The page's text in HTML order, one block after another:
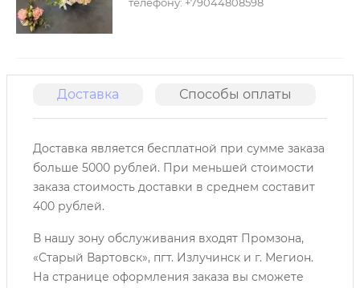
Доставка Способы оплаты
Доставка является бесплатной при сумме заказа
больше 5000 рублей. При меньшей стоимости
заказа стоимость доставки в среднем составит
400 рублей.
В нашу зону обслуживания входят Промзона,
«Старый Вартовск», пгт. Излучинск и г. Мегион.
На странице оформления заказа вы сможете